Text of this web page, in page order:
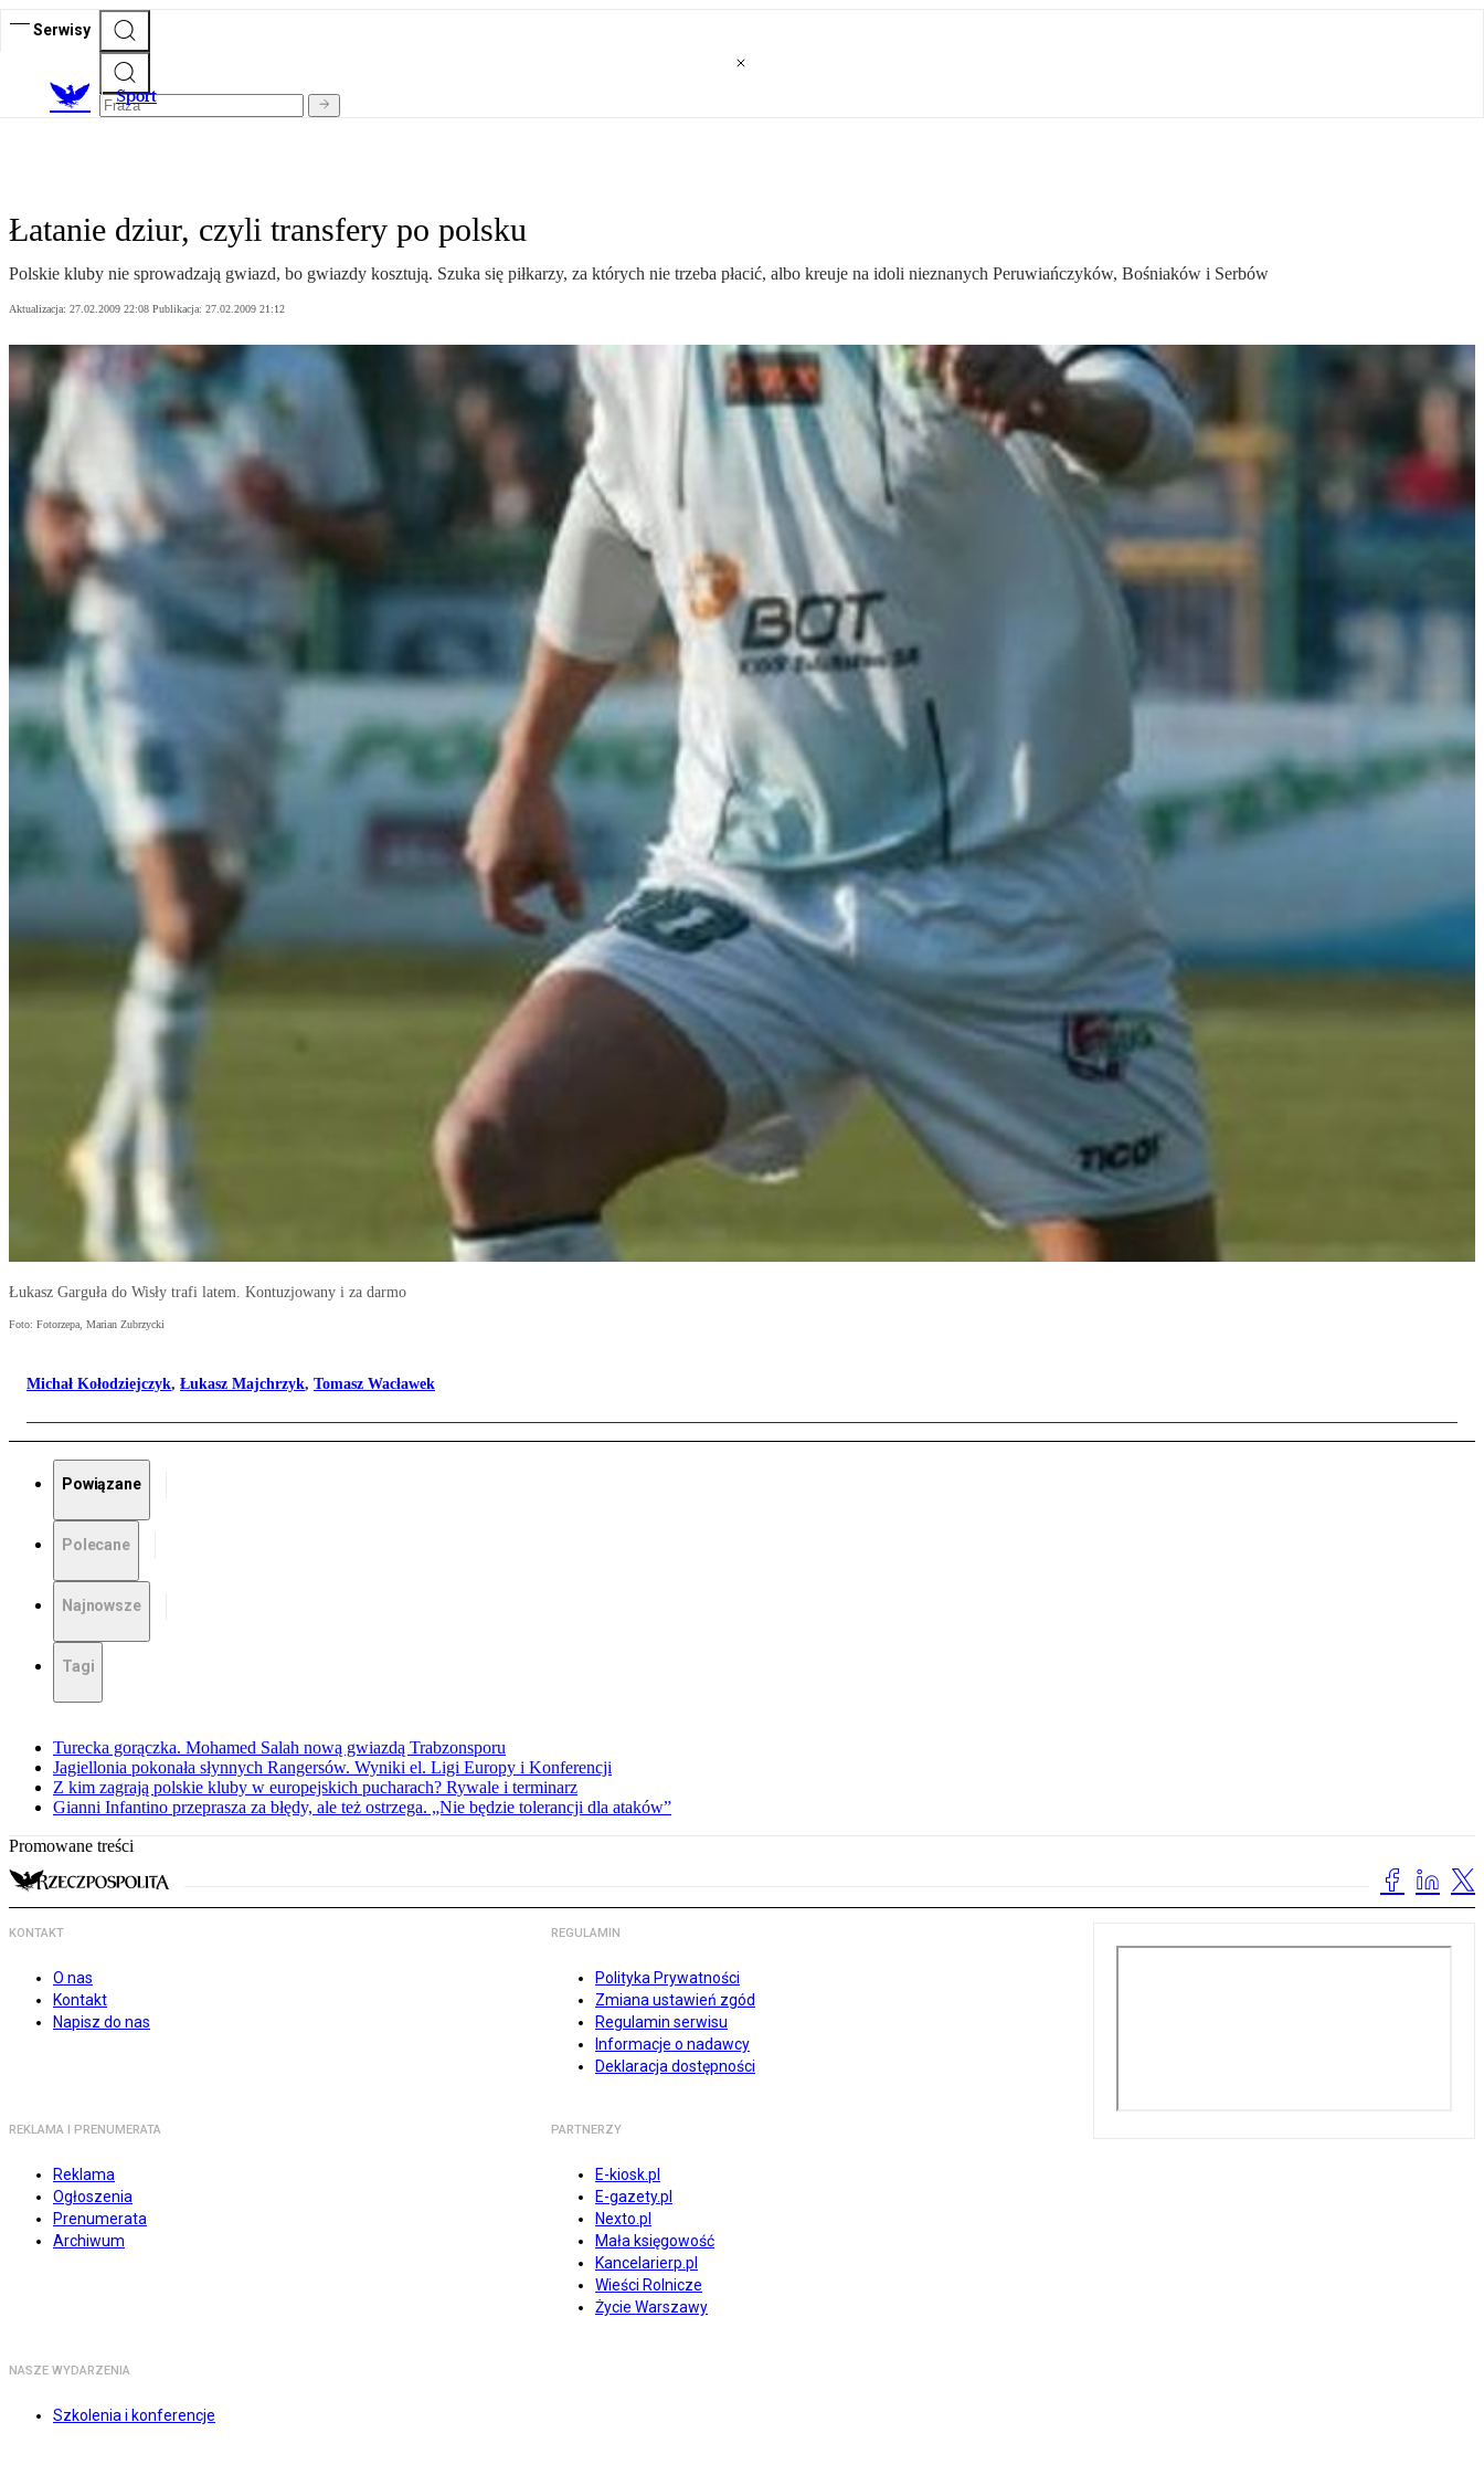
Serwisy
Sport
Łatanie dziur, czyli transfery po polsku
Polskie kluby nie sprowadzają gwiazd, bo gwiazdy kosztują. Szuka się piłkarzy, za których nie trzeba płacić, albo kreuje na idoli nieznanych Peruwiańczyków, Bośniaków i Serbów
Aktualizacja: 27.02.2009 22:08 Publikacja: 27.02.2009 21:12
Łukasz Garguła do Wisły trafi latem. Kontuzjowany i za darmo
Foto: Fotorzepa, Marian Zubrzycki
Michał Kołodziejczyk, Łukasz Majchrzyk, Tomasz Wacławek
Powiązane
Polecane
Najnowsze
Tagi
Turecka gorączka. Mohamed Salah nową gwiazdą Trabzonsporu
Jagiellonia pokonała słynnych Rangersów. Wyniki el. Ligi Europy i Konferencji
Z kim zagrają polskie kluby w europejskich pucharach? Rywale i terminarz
Gianni Infantino przeprasza za błędy, ale też ostrzega. „Nie będzie tolerancji dla ataków”
Promowane treści
KONTAKT
O nas
Kontakt
Napisz do nas
REGULAMIN
Polityka Prywatności
Zmiana ustawień zgód
Regulamin serwisu
Informacje o nadawcy
Deklaracja dostępności
REKLAMA I PRENUMERATA
Reklama
Ogłoszenia
Prenumerata
Archiwum
PARTNERZY
E-kiosk.pl
E-gazety.pl
Nexto.pl
Mała księgowość
Kancelarierp.pl
Wieści Rolnicze
Życie Warszawy
NASZE WYDARZENIA
Szkolenia i konferencje